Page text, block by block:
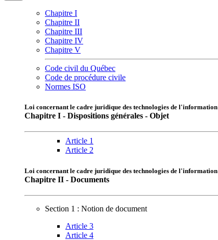
Chapitre I
Chapitre II
Chapitre III
Chapitre IV
Chapitre V
Code civil du Québec
Code de procédure civile
Normes ISO
Loi concernant le cadre juridique des technologies de l'information
Chapitre I - Dispositions générales - Objet
Article 1
Article 2
Loi concernant le cadre juridique des technologies de l'information
Chapitre II - Documents
Section 1 : Notion de document
Article 3
Article 4